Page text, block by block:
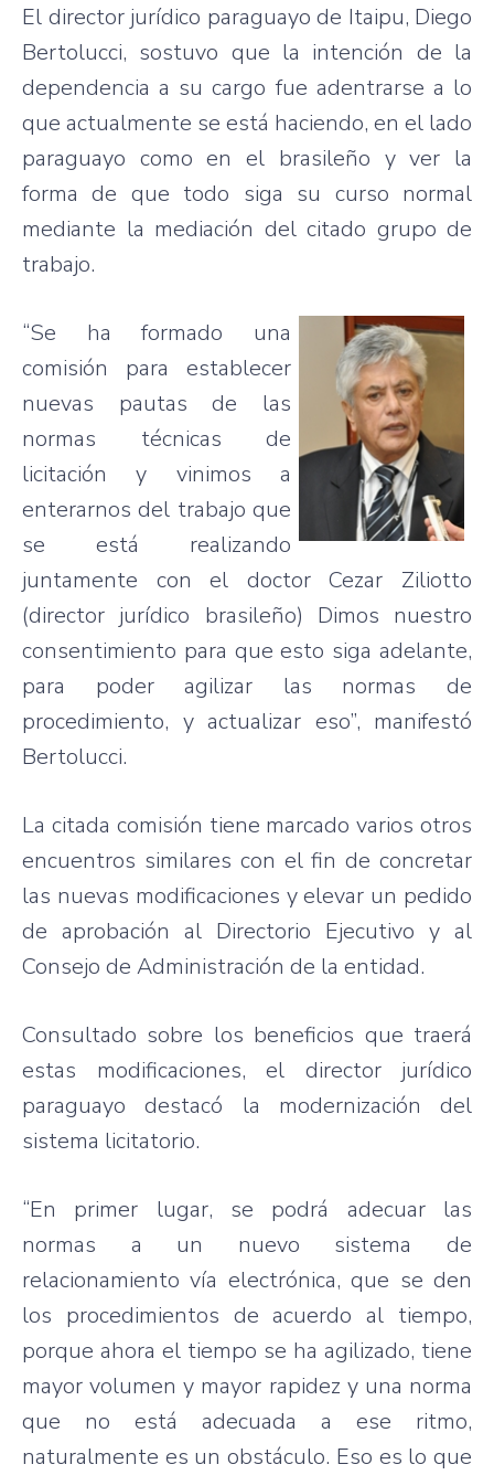
El director jurídico paraguayo de Itaipu, Diego
Bertolucci, sostuvo que la intención de la
dependencia a su cargofue adentrarse a lo
que actualmente se está haciendo, en el lado
paraguayo como en el brasileño yver la
forma de que todo siga su curso normal
mediante la mediación del citado grupo de
trabajo.
“Se haformado
una
comisión
para
establecer
nuevas
pautas de las
normas
técnicas de
licitación y vinimos a
enterarnos del trabajo que
se está
realizando
juntamente con el doctorCezar
Ziliotto
(director jurídico brasileño) Dimos nuestro
consentimiento para que esto siga adelante,
para
poder agilizar las normas de
procedimiento, y actualizar eso”, manifestó
Bertolucci.
La citada comisión tiene marcado varios otros
encuentros similares con el fin deconcretar
las nuevas modificaciones yelevar un pedido
de aprobación al Directorio Ejecutivo y al
Consejo de Administración de la entidad.
Consultado sobre los beneficios que traerá
estas
modificaciones, el director jurídico
paraguayo
destacó la modernización del
sistema licitatorio.
“En primer lugar, se podrá adecuar
las
normas a un nuevo sistema de
relacionamiento vía electrónica,que se den
los procedimientos deacuerdo al tiempo,
porque ahora el tiempo se ha agilizado, tiene
mayorvolumen y mayor rapidez y una norma
que no está adecuada a ese ritmo,
naturalmente es unobstáculo. Eso es loque